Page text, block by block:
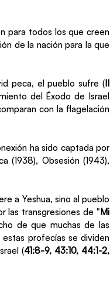
para todos los que creen
de la nación para la que
peca, el pueblo sufre (
del Éxodo de Israel
con la flagelación
ha sido captada por
(1938), Obsesión (1943),
a Yeshua, sino al pueblo
las transgresiones de " Mi
de que muchas de las
profecías se dividen
(41:8-9, 43:10, 44:1-2,